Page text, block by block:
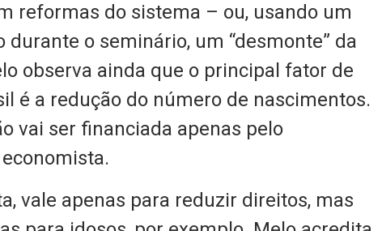
reformas do sistema – ou, usando um
o seminário, um “desmonte” da
observa ainda que o principal fator de
é a redução do número de nascimentos.
vai ser financiada apenas pelo
vale apenas para reduzir direitos, mas